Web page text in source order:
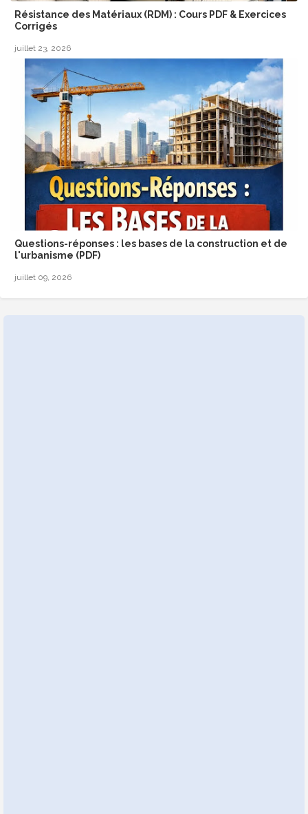
Résistance des Matériaux (RDM) : Cours PDF & Exercices
Corrigés
juillet 23, 2026
Questions-réponses : les bases de la construction et de
l'urbanisme (PDF)
juillet 09, 2026